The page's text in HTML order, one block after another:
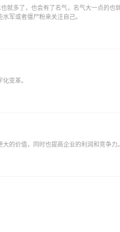
就多了，也会有了名气，名气大一点的也
军或者僵尸粉来关注自己。
变革。
的价值，同时也提高企业的利润和竞争力。